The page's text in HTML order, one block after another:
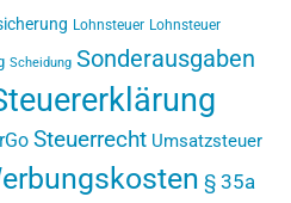
Lohnsteuer Lohnsteuer
Scheidung Sonderausgaben
Steuerrecht Umsatzsteuer
§ 35a